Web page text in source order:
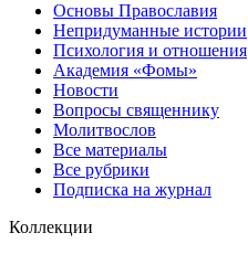
Основы Православия
Непридуманные истории
Психология и отношения
Академия «Фомы»
Новости
Вопросы священнику
Молитвослов
Все материалы
Все рубрики
Подписка на журнал
Коллекции